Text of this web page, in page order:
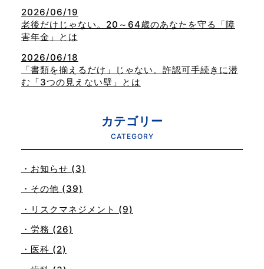
2026/06/19
老後だけじゃない。20～64歳のあなたを守る「障
害年金」とは
2026/06/18
「書類を揃えるだけ」じゃない。許認可手続きに潜
む「3つの見えない壁」とは
カテゴリー
CATEGORY
・お知らせ (3)
・その他 (39)
・リスクマネジメント (9)
・労務 (26)
・医科 (2)